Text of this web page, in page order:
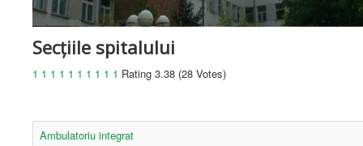
vedere
care
utilizează
cititor
Apăsați
Control-
Secțiile spitalului
1 1 1 1 1 1 1 1 1 1 Rating 3.38 (28 Votes)
Ambulatoriu integrat